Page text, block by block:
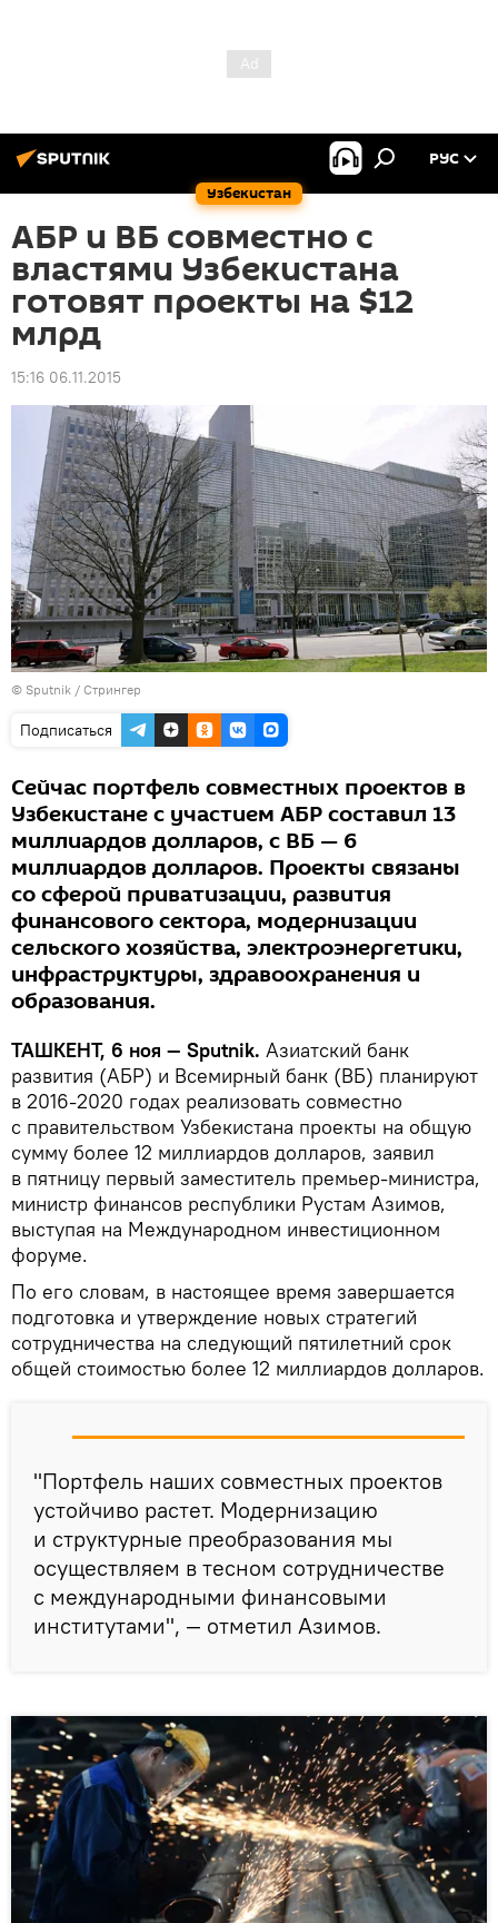
Узбекистан
РУС
АБР и ВБ совместно с
властями Узбекистана
готовят проекты на $12
млрд
15:16 06.11.2015
© Sputnik / Стрингер
Подписаться
Сейчас портфель совместных проектов в
Узбекистане с участием АБР составил 13
миллиардов долларов, с ВБ — 6
миллиардов долларов. Проекты связаны
со сферой приватизации, развития
финансового сектора, модернизации
сельского хозяйства, электроэнергетики,
инфраструктуры, здравоохранения и
образования.
ТАШКЕНТ, 6 ноя — Sputnik. Азиатский банк
развития (АБР) и Всемирный банк (ВБ) планируют
в 2016-2020 годах реализовать совместно
с правительством Узбекистана проекты на общую
сумму более 12 миллиардов долларов, заявил
в пятницу первый заместитель премьер-министра,
министр финансов республики Рустам Азимов,
выступая на Международном инвестиционном
форуме.
По его словам, в настоящее время завершается
подготовка и утверждение новых стратегий
сотрудничества на следующий пятилетний срок
общей стоимостью более 12 миллиардов долларов.
"Портфель наших совместных проектов
устойчиво растет. Модернизацию
и структурные преобразования мы
осуществляем в тесном сотрудничестве
с международными финансовыми
институтами", — отметил Азимов.